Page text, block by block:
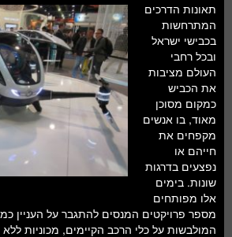
תאונות הדרכים
המתרחשות
בכבישי ישראל
ובכל רחבי
העולם מציבות
את הכביש
כמקום מסוכן
מאוד, בו אנשים
מקפחים את
חייהם או
נפצעים בדרגות
שונות. בימים
אלו מפותחים
מספר פרויקטים המנסים להתגבר על העניין
המולבשות על כלי הרכב הקיימים, מכוניות